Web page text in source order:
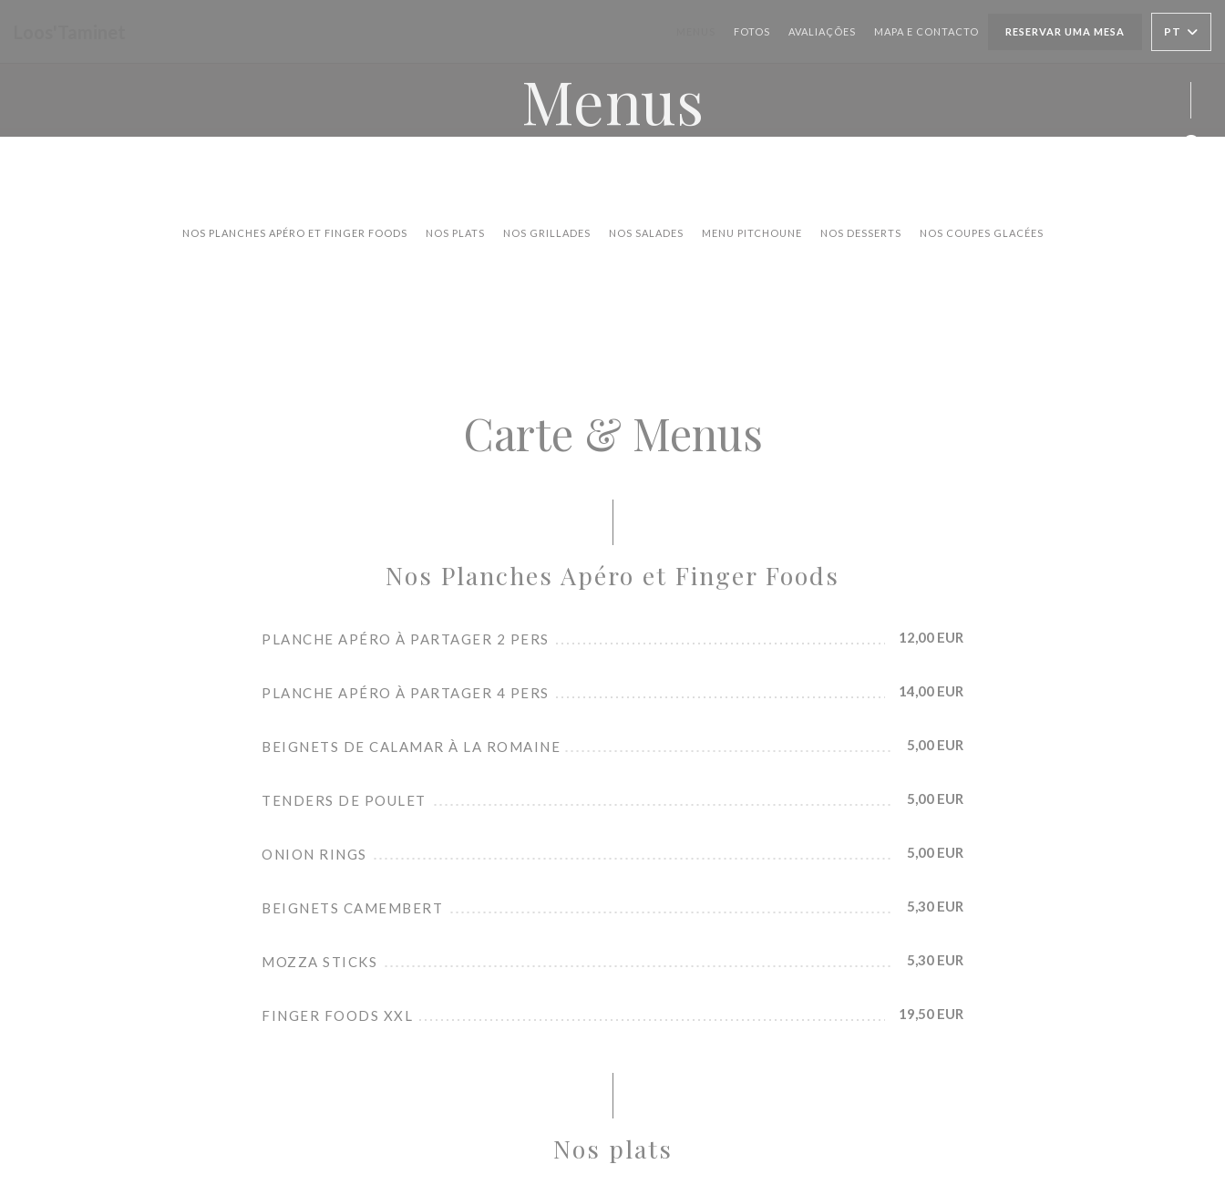
FOTOS AVALIAÇÕES MAPA E CONTACTO RESERVAR UMA MESA PT
Menus
NOS PLANCHES APÉRO ET FINGER FOODS NOS PLATS NOS GRILLADES NOS SALADES MENU PITCHOUNE NOS DESSERTS NOS COUPES GLACÉES
Carte & Menus
Nos Planches Apéro et Finger Foods
PLANCHE APÉRO À PARTAGER 2 PERS 12,00 EUR
PLANCHE APÉRO À PARTAGER 4 PERS 14,00 EUR
BEIGNETS DE CALAMAR À LA ROMAINE 5,00 EUR
TENDERS DE POULET 5,00 EUR
ONION RINGS 5,00 EUR
BEIGNETS CAMEMBERT 5,30 EUR
MOZZA STICKS 5,30 EUR
FINGER FOODS XXL 19,50 EUR
Nos plats